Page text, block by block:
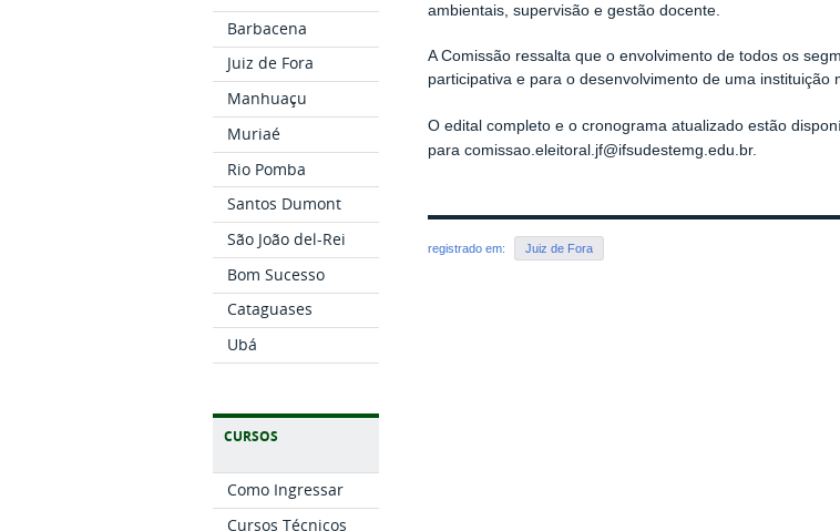
Barbacena
Juiz de Fora
Manhuaçu
Muriaé
Rio Pomba
Santos Dumont
São João del-Rei
Bom Sucesso
Cataguases
Ubá
CURSOS
Como Ingressar
Cursos Técnicos
ambientais, supervisão e gestão docente.
A Comissão ressalta que o envolvimento de todos os
participativa e para o desenvolvimento de uma instituição
O edital completo e o cronograma atualizado estão
paracomissao.eleitoral.jf@ifsudestemg.edu.br.
registrado em: Juiz de Fora